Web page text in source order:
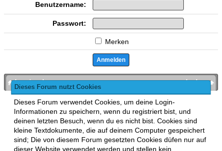
Dieses Forum nutzt Cookies
Dieses Forum verwendet Cookies, um deine Login-
Informationen zu speichern, wenn du registriert bist, und
deinen letzten Besuch, wenn du es nicht bist. Cookies sind
kleine Textdokumente, die auf deinem Computer gespeichert
sind; Die von diesem Forum gesetzten Cookies düfen nur auf
dieser Website verwendet werden und stellen kein
Benutzername:
Passwort:
Merken
nach oben
bronies.de
MyBB , mobile Fassung: MyBB GoMobile
Zur Desktop-Version wechseln
This forum usesLukasz TkaczMyBB addons.